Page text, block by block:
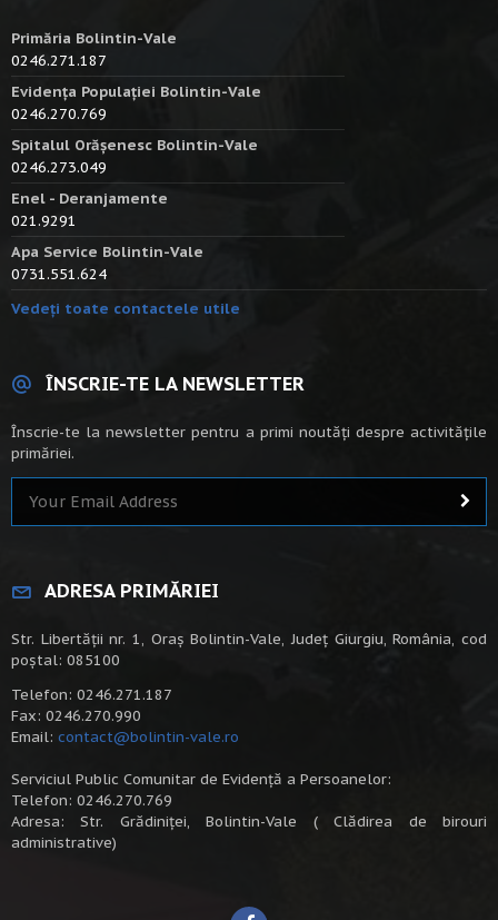
Primăria Bolintin-Vale
0246.271.187
Evidența Populației Bolintin-Vale
0246.270.769
Spitalul Orășenesc Bolintin-Vale
0246.273.049
Enel - Deranjamente
021.9291
Apa Service Bolintin-Vale
0731.551.624
Vedeți toate contactele utile
ÎNSCRIE-TE LA NEWSLETTER
Înscrie-te la newsletter pentru a primi noutăți despre activitățile
primăriei.
ADRESA PRIMĂRIEI
Str. Libertății nr. 1, Oraș Bolintin-Vale, Județ Giurgiu, România, cod
poștal: 085100
Telefon: 0246.271.187
Fax: 0246.270.990
Email: contact@bolintin-vale.ro
Serviciul Public Comunitar de Evidență a Persoanelor:
Telefon: 0246.270.769
Adresa: Str. Grădiniței, Bolintin-Vale ( Clădirea de birouri
administrative)